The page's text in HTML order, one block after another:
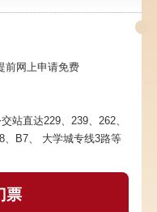
前网上申请免费
站直达229、239、262、
、B7、 大学城专线3路等
票